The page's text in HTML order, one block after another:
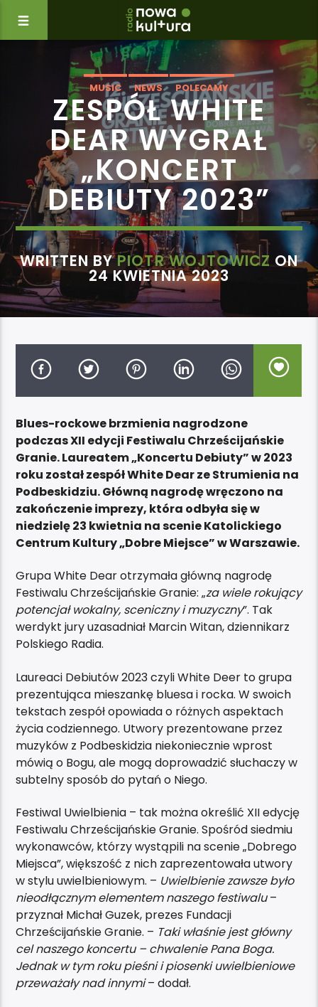
MUSIC NEWS POLECAMY
ZESPÓŁ WHITE
DEAR WYGRAŁ
„KONCERT
DEBIUTY 2023”
WRITTEN BYPIOTR WOJTOWICZON
24 KWIETNIA 2023
Blues-rockowe brzmienia nagrodzone
podczas XII edycji Festiwalu Chrześcijańskie
Granie. Laureatem „Koncertu Debiuty” w 2023
roku został zespół White Dear ze Strumienia na
Podbeskidziu. Główną nagrodę wręczono na
zakończenie imprezy, która odbyła się w
niedzielę 23 kwietnia na scenie Katolickiego
Centrum Kultury „Dobre Miejsce” w Warszawie.
Grupa White Dear otrzymała główną nagrodę
Festiwalu Chrześcijańskie Granie: „za wiele rokujący
potencjał wokalny, sceniczny i muzyczny”. Tak
werdykt jury uzasadniał Marcin Witan, dziennikarz
Polskiego Radia.
Laureaci Debiutów 2023 czyli White Deer to grupa
prezentująca mieszankę bluesa i rocka. W swoich
tekstach zespół opowiada o różnych aspektach
życia codziennego. Utwory prezentowane przez
muzyków z Podbeskidzia niekoniecznie wprost
mówią o Bogu, ale mogą doprowadzić słuchaczy w
subtelny sposób do pytań o Niego.
Festiwal Uwielbienia – tak można określić XII edycję
Festiwalu Chrześcijańskie Granie. Spośród siedmiu
wykonawców, którzy wystąpili na scenie „Dobrego
Miejsca”, większość z nich zaprezentowała utwory
w stylu uwielbieniowym. – Uwielbienie zawsze było
nieodłącznym elementem naszego festiwalu–
przyznał Michał Guzek, prezes Fundacji
Chrześcijańskie Granie. – Taki właśnie jest główny
cel naszego koncertu – chwalenie Pana Boga.
Jednak w tym roku pieśni i piosenki uwielbieniowe
przeważały nad innymi– dodał.